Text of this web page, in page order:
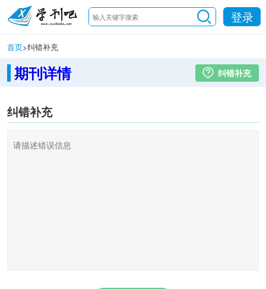
登录
首页>纠错补充
期刊详情 纠错补充
纠错补充